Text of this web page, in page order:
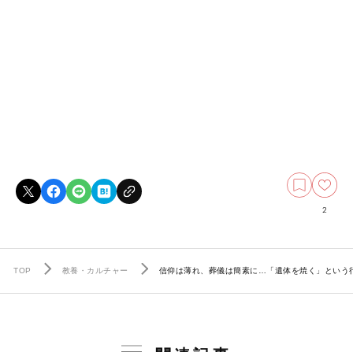
2
TOP 教養・カルチャー 信仰は薄れ、葬儀は簡素に…「遺体を焼く」という